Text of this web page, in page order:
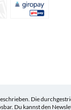
Die
Du kannst den